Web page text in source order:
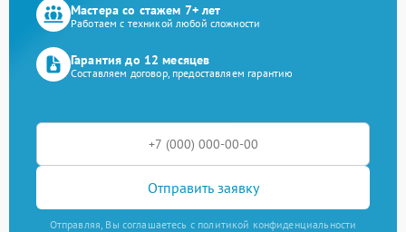
Мастера со стажем 7+ лет
Работаем с техникой любой сложности
Гарантия до 12 месяцев
Составляем договор, предоставляем гарантию
Отправить заявку
Отправляя, Вы соглашаетесь с политикой конфиденциальности